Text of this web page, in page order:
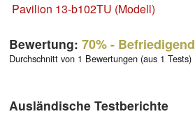
Pavilion 13-b102TU (Modell)
Bewertung: 70%- Befriedigend
Durchschnitt von 1 Bewertungen (aus 1 Tests)
Ausländische Testberichte